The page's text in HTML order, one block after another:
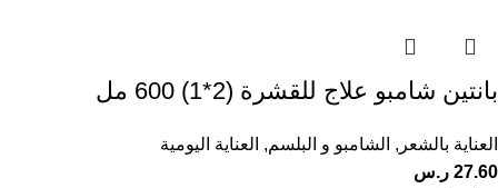
بانتين شامبو علاج للقشرة (2*1) 600 مل
العناية بالشعر , الشامبو و البلسم, العناية اليومية
27.60 ر.س